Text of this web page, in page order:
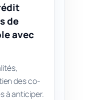
de
avec
des co-
à anticiper.